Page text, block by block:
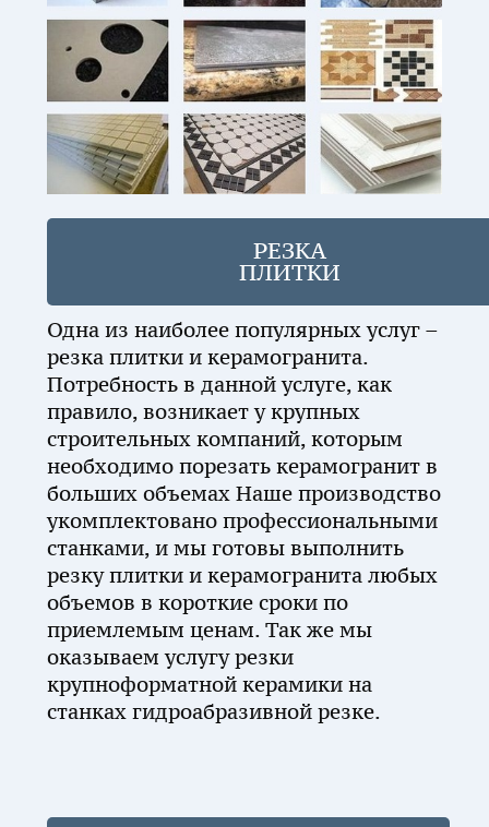
РЕЗКА
ПЛИТКИ
Одна из наиболее популярных услуг –
резка плитки и керамогранита.
Потребность в данной услуге, как
правило, возникает у крупных
строительных компаний, которым
необходимо порезать керамогранит в
больших объемах Наше производство
укомплектовано профессиональными
станками, и мы готовы выполнить
резку плитки и керамогранита любых
объемов в короткие сроки по
приемлемым ценам. Так же мы
оказываем услугу резки
крупноформатной керамики на
станках гидроабразивной резке.